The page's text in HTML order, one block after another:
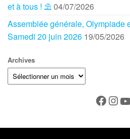
et à tous ! ⛱️04/07/2026
Assemblée générale, Olympiade
Samedi 20 juin 2026 19/05/2026
Archives